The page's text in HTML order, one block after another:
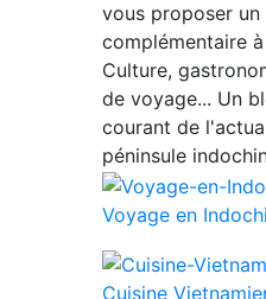
vous proposer
complémentaire
Culture,
de voyage... Un
courant de
péninsule
Voyage en
Cuisine